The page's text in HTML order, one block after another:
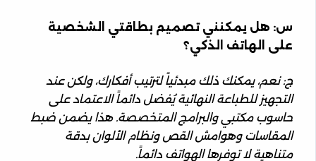
س: هل يمكنني تصميم بطاقتي الشخصية
على الهاتف الذكي؟
ج: نعم، يمكنك ذلك مبدئياً لترتيب أفكارك، ولكن عند
التجهيز للطباعة النهائية يُفضل دائماً الاعتماد على
حاسوب مكتبي والبرامج المتخصصة. هذا يضمن ضبط
المقاسات وهوامش القص ونظام الألوان بدقة
متناهية لا توفرها الهواتف دائماً.